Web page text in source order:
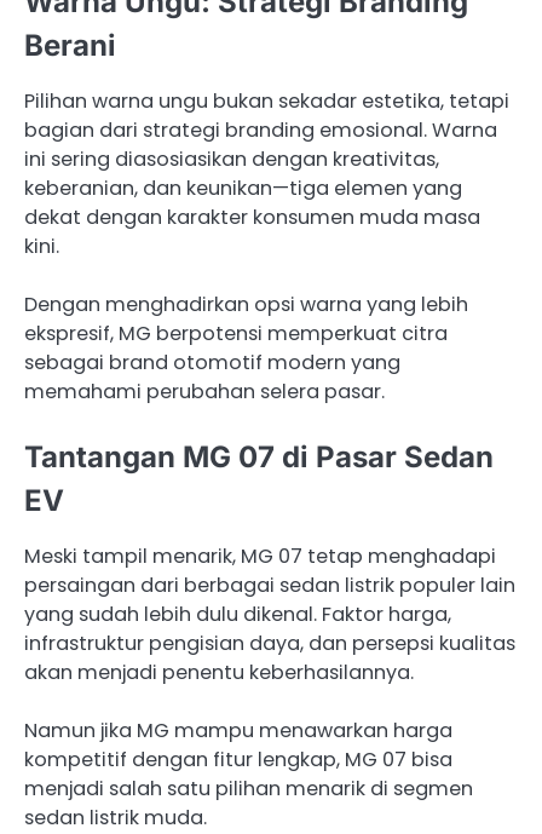
Berani
Pilihan warna ungu bukan sekadar estetika, tetapi
bagian dari strategi branding emosional. Warna
ini sering diasosiasikan dengan kreativitas,
keberanian, dan keunikan—tiga elemen yang
dekat dengan karakter konsumen muda masa
kini.
Dengan menghadirkan opsi warna yang lebih
ekspresif, MG berpotensi memperkuat citra
sebagai brand otomotif modern yang
memahami perubahan selera pasar.
Tantangan MG 07 di Pasar Sedan
EV
Meski tampil menarik, MG 07 tetap menghadapi
persaingan dari berbagai sedan listrik populer lain
yang sudah lebih dulu dikenal. Faktor harga,
infrastruktur pengisian daya, dan persepsi kualitas
akan menjadi penentu keberhasilannya.
Namun jika MG mampu menawarkan harga
kompetitif dengan fitur lengkap, MG 07 bisa
menjadi salah satu pilihan menarik di segmen
sedan listrik muda.